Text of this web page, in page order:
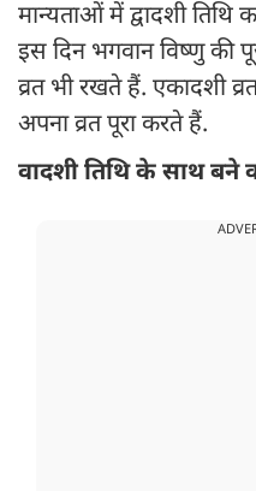
मान्यताओं में द्वादशी तिथि
इस दिन भगवान विष्णु की
व्रत भी रखते हैं. एकादशी
अपना व्रत पूरा करते हैं.
वादशी तिथि के साथ